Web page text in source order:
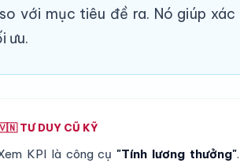
với mục tiêu đề ra. Nó giúp xác
ưu.
TƯ DUY CŨ KỸ
KPI là công cụ "Tính lương thưởng".